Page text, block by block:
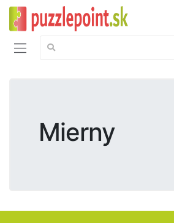
Vyhledávání:
Mierny